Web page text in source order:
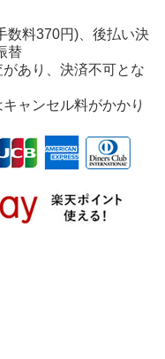
数料370円)、後払い決
替
あり、決済不可とな
ャンセル料がかかり